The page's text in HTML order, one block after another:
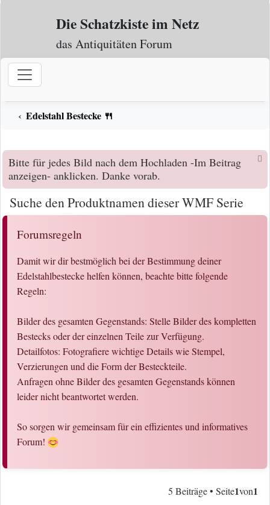
Zum Inhalt
Die Schatzkiste im Netz
das Antiquitäten Forum
Edelstahl Bestecke 🍴
Bitte für jedes Bild nach dem Hochladen -Im Beitrag
anzeigen- anklicken. Danke vorab.
Suche den Produktnamen dieser WMF Serie
Forumsregeln
Damit wir dir bestmöglich bei der Bestimmung deiner
Edelstahlbestecke helfen können, beachte bitte folgende
Regeln:
Bilder des gesamten Gegenstands: Stelle Bilder des kompletten
Bestecks oder der einzelnen Teile zur Verfügung.
Detailfotos: Fotografiere wichtige Details wie Stempel,
Verzierungen und die Form der Besteckteile.
Anfragen ohne Bilder des gesamten Gegenstands können
leider nicht beantwortet werden.
So sorgen wir gemeinsam für ein effizientes und informatives
Forum!
5 Beiträge • Seite1von1